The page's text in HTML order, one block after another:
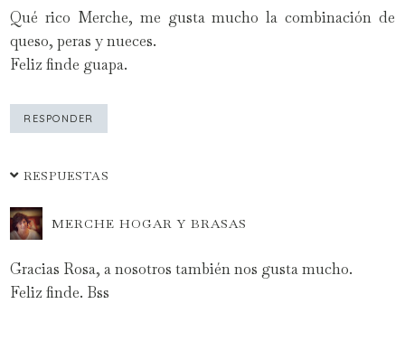
Qué rico Merche, me gusta mucho la combinación de
queso, peras y nueces.
Feliz finde guapa.
RESPONDER
RESPUESTAS
MERCHE HOGAR Y BRASAS
Gracias Rosa, a nosotros también nos gusta mucho.
Feliz finde. Bss